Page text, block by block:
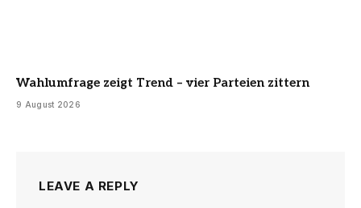
Wahlumfrage zeigt Trend – vier Parteien zittern
9 August 2026
LEAVE A REPLY